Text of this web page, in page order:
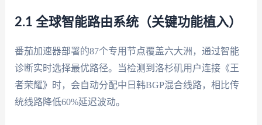
2.1 全球智能路由系统（关键功能植入）
番茄加速器部署的87个专用节点覆盖六大洲，通过智能
诊断实时选择最优路径。当检测到洛杉矶用户连接《王
者荣耀》时，会自动分配中日韩BGP混合线路，相比传
统线路降低60%延迟波动。